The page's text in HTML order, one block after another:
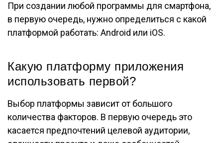
При создании любой программы для смартфона,
в первую очередь, нужно определиться с какой
платформой работать: Android или iOS.
Какую платформу приложения
использовать первой?
Выбор платформы зависит от большого
количества факторов. В первую очередь это
касается предпочтений целевой аудитории,